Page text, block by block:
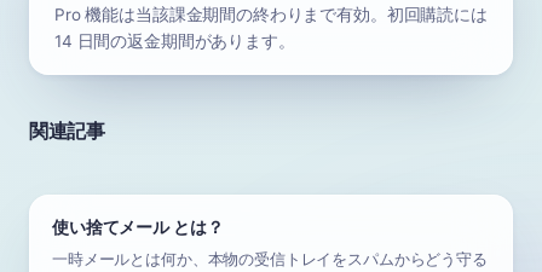
Pro 機能は当該課金期間の終わりまで有効。初回購読には
14 日間の返金期間があります。
関連記事
使い捨てメール とは？
一時メールとは何か、本物の受信トレイをスパムからどう守る